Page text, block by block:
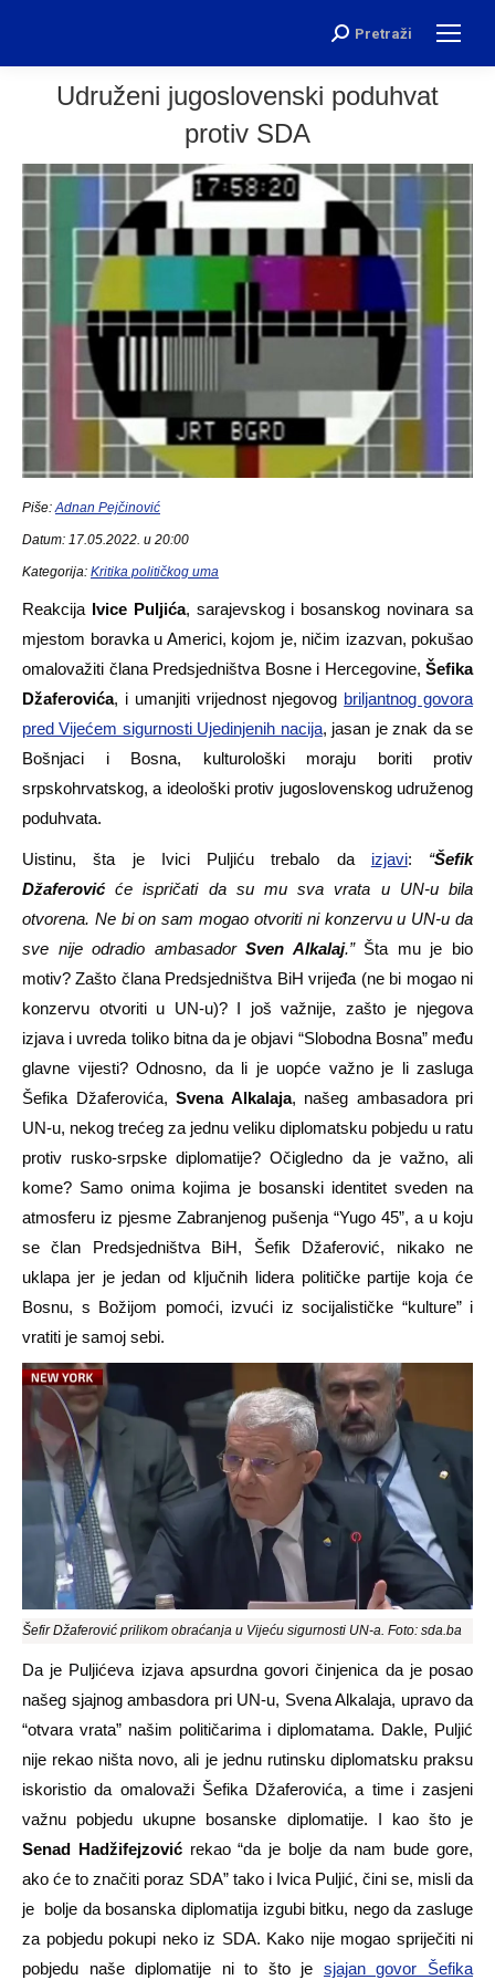
Search:
Pretraži
Udruženi jugoslovenski poduhvat
protiv SDA
Piše:Adnan Pejčinović
Datum: 17.05.2022. u 20:00
Kategorija: Kritika političkog uma
Reakcija Ivice Puljića, sarajevskog i bosanskog novinara sa
mjestom boravka u Americi, kojom je, ničim izazvan, pokušao
omalovažiti člana Predsjedništva Bosne i Hercegovine, Šefika
Džaferovića, i umanjiti vrijednost njegovog briljantnog govora
pred Vijećem sigurnosti Ujedinjenih nacija, jasan je znak da se
Bošnjaci i Bosna, kulturološki moraju boriti protiv
srpskohrvatskog, a ideološki protiv jugoslovenskog udruženog
poduhvata.
Uistinu, šta je Ivici Puljiću trebalo da izjavi: “Šefik
Džaferović će ispričati da su mu sva vrata u UN-u bila
otvorena. Ne bi on sam mogao otvoriti ni konzervu u UN-u da
sve nije odradio ambasadorSven Alkalaj.”Šta mu je bio
motiv? Zašto člana Predsjedništva BiH vrijeđa (ne bi mogao ni
konzervu otvoriti u UN-u)? I još važnije, zašto je njegova
izjava i uvreda toliko bitna da je objavi “Slobodna Bosna” među
glavne vijesti? Odnosno, da li je uopće važno je li zasluga
Šefika Džaferovića, Svena Alkalaja, našeg ambasadora pri
UN-u, nekog trećeg za jednu veliku diplomatsku pobjedu u ratu
protiv rusko-srpske diplomatije? Očigledno da je važno, ali
kome? Samo onima kojima je bosanski identitet sveden na
atmosferu iz pjesme Zabranjenog pušenja “Yugo 45”, a u koju
se član Predsjedništva BiH, Šefik Džaferović, nikako ne
uklapa jer je jedan od ključnih lidera političke partije koja će
Bosnu, s Božijom pomoći, izvući iz socijalističke “kulture” i
vratiti je samoj sebi.
Šefir Džaferović prilikom obraćanja u Vijeću sigurnosti UN-a. Foto: sda.ba
Da je Puljićeva izjava apsurdna govori činjenica da je posao
našeg sjajnog ambasdora pri UN-u, Svena Alkalaja, upravo da
“otvara vrata” našim političarima i diplomatama. Dakle, Puljić
nije rekao ništa novo, ali je jednu rutinsku diplomatsku praksu
iskoristio da omalovaži Šefika Džaferovića, a time i zasjeni
važnu pobjedu ukupne bosanske diplomatije. I kao što je
Senad Hadžifejzovićrekao “da je bolje da nam bude gore,
ako će to značiti poraz SDA” tako i Ivica Puljić, čini se, misli da
je bolje da bosanska diplomatija izgubi bitku, nego da zasluge
za pobjedu pokupi neko iz SDA. Kako nije mogao spriječiti ni
pobjedu naše diplomatije ni to što je sjajan govor Šefika